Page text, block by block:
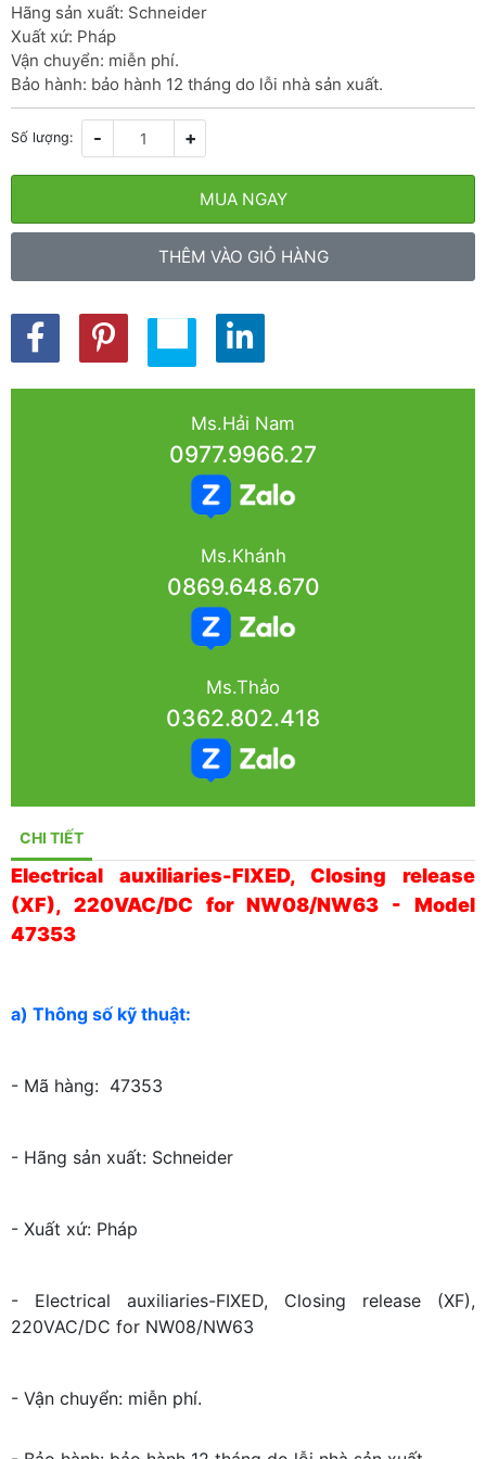
Hãng sản xuất: Schneider
Xuất xứ: Pháp
Vận chuyển: miễn phí.
Bảo hành: bảo hành 12 tháng do lỗi nhà sản xuất.
Số lượng: - +
MUA NGAY
THÊM VÀO GIỎ HÀNG
Ms.Hải Nam
0977.9966.27
Ms.Khánh
0869.648.670
Ms.Thảo
0362.802.418
CHI TIẾT
Electrical auxiliaries-FIXED, Closing release
(XF), 220VAC/DC for NW08/NW63 - Model
47353
a) Thông số kỹ thuật:
- Mã hàng: 47353
- Hãng sản xuất: Schneider
- Xuất xứ: Pháp
- Electrical auxiliaries-FIXED, Closing release (XF),
220VAC/DC for NW08/NW63
- Vận chuyển: miễn phí.